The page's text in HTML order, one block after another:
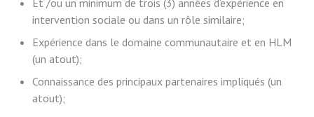
intervention sociale ou dans un rôle similaire;
Expérience dans le domaine communautaire et en HLM
(un atout);
Connaissance des principaux partenaires impliqués (un
atout);